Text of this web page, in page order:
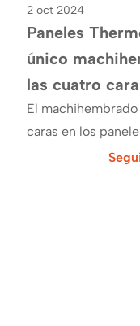
2 oct 2024
Paneles
único
las cuatro
El
caras en los
representa un